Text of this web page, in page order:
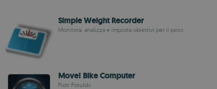
Simple Weight Recorder
Monitora, analizza e imposta obiettivi per il peso
Move! Bike Computer
Piotr Potulski